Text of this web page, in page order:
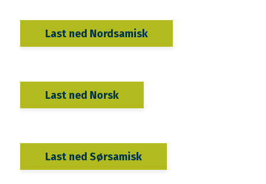
Last ned Nordsamisk
Last ned Norsk
Last ned Sørsamisk